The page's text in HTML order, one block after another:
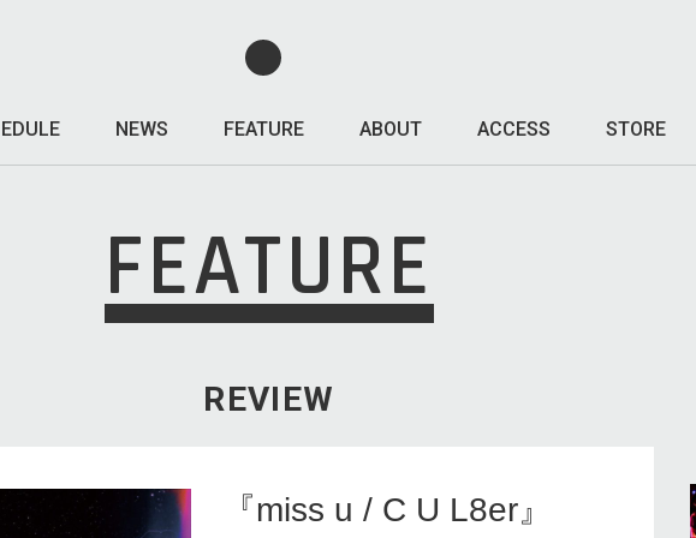
NEWS FEATURE ABOUT ACCESS STORE
FEATURE
REVIEW
『miss u / C U L8er』